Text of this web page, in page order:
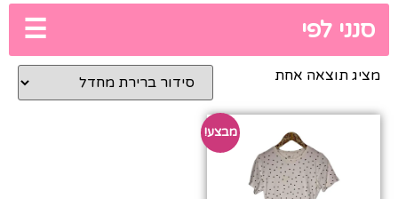
סנני לפי ☰
מציג תוצאה אחת
מבצע!